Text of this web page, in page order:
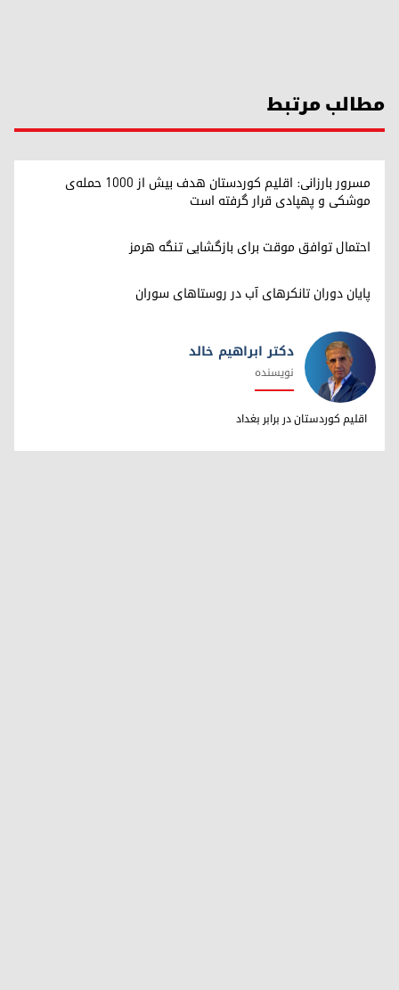
مطالب مرتبط
مسرور بارزانی: اقلیم کوردستان هدف بیش از ۱۰۰۰ حمله‌ی
موشکی و پهپادی قرار گرفته است
احتمال توافق موقت برای بازگشایی تنگه هرمز
پایان دوران تانکرهای آب در روستاهای سوران
دکتر ابراهیم خالد
دکتر ابراهیم خالد
نویسنده
اقلیم کوردستان در برابر بغداد